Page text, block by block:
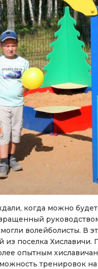
когда можно
волейболисты. В
поселка Хиславичи.
опытным
тренировок